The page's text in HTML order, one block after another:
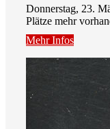
Donnerstag, 23.
Plätze mehr
Mehr Infos